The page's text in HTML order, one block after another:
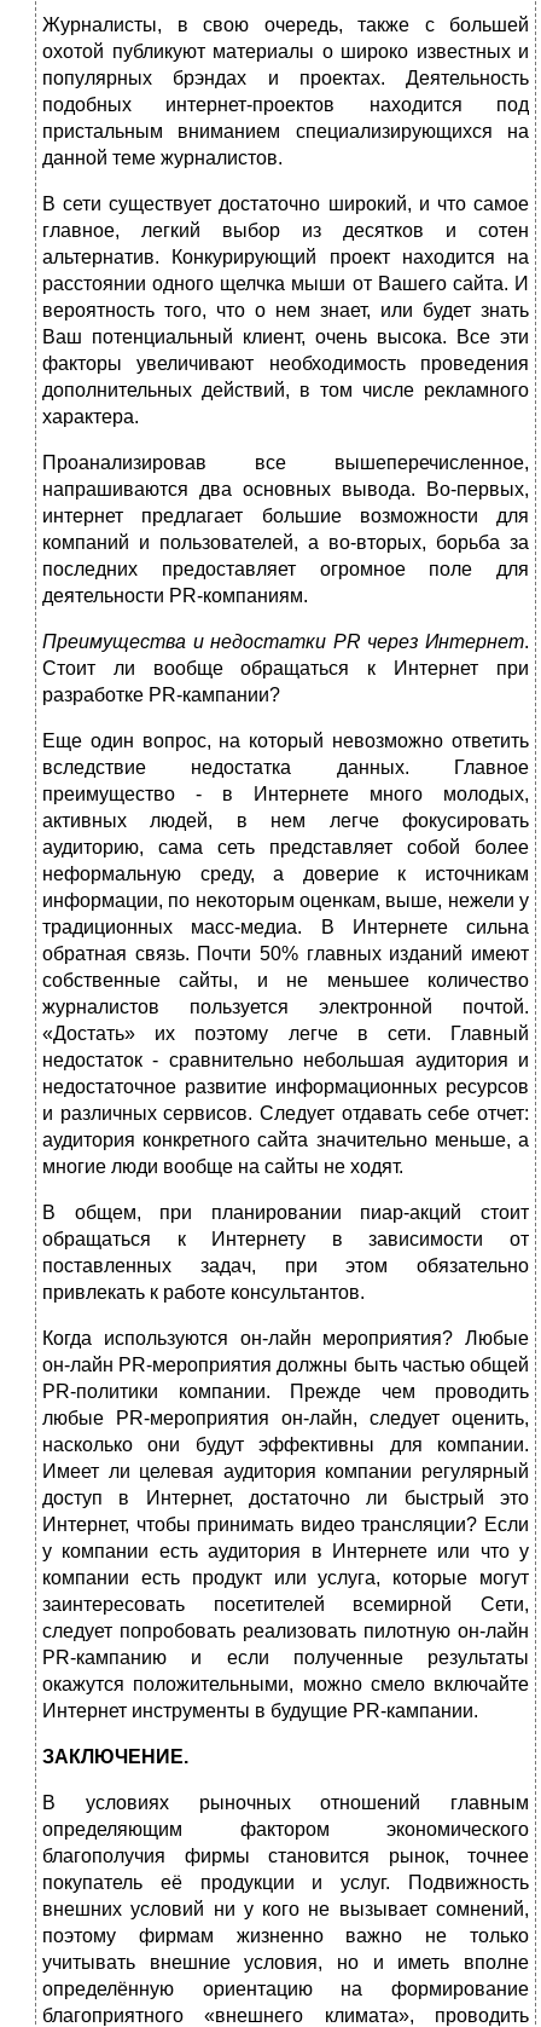
Журналисты, в свою очередь, также с большей
охотой публикуют материалы о широко известных и
популярных брэндах и проектах. Деятельность
подобных интернет-проектов находится под
пристальным вниманием специализирующихся на
данной теме журналистов.
В сети существует достаточно широкий, и что самое
главное, легкий выбор из десятков и сотен
альтернатив. Конкурирующий проект находится на
расстоянии одного щелчка мыши от Вашего сайта. И
вероятность того, что о нем знает, или будет знать
Ваш потенциальный клиент, очень высока. Все эти
факторы увеличивают необходимость проведения
дополнительных действий, в том числе рекламного
характера.
Проанализировав все вышеперечисленное,
напрашиваются два основных вывода. Во-первых,
интернет предлагает большие возможности для
компаний и пользователей, а во-вторых, борьба за
последних предоставляет огромное поле для
деятельности РR-компаниям.
Преимущества и недостатки PR через Интернет.
Стоит ли вообще обращаться к Интернет при
разработке PR-кампании?
Еще один вопрос, на который невозможно ответить
вследствие недостатка данных. Главное
преимущество - в Интернете много молодых,
активных людей, в нем легче фокусировать
аудиторию, сама сеть представляет собой более
неформальную среду, а доверие к источникам
информации, по некоторым оценкам, выше, нежели у
традиционных масс-медиа. В Интернете сильна
обратная связь. Почти 50% главных изданий имеют
собственные сайты, и не меньшее количество
журналистов пользуется электронной почтой.
«Достать» их поэтому легче в сети. Главный
недостаток - сравнительно небольшая аудитория и
недостаточное развитие информационных ресурсов
и различных сервисов. Следует отдавать себе отчет:
аудитория конкретного сайта значительно меньше, а
многие люди вообще на сайты не ходят.
В общем, при планировании пиар-акций стоит
обращаться к Интернету в зависимости от
поставленных задач, при этом обязательно
привлекать к работе консультантов.
Когда используются он-лайн мероприятия? Любые
он-лайн PR-мероприятия должны быть частью общей
PR-политики компании. Прежде чем проводить
любые PR-мероприятия он-лайн, следует оценить,
насколько они будут эффективны для компании.
Имеет ли целевая аудитория компании регулярный
доступ в Интернет, достаточно ли быстрый это
Интернет, чтобы принимать видео трансляции? Если
у компании есть аудитория в Интернете или что у
компании есть продукт или услуга, которые могут
заинтересовать посетителей всемирной Сети,
следует попробовать реализовать пилотную он-лайн
PR-кампанию и если полученные результаты
окажутся положительными, можно смело включайте
Интернет инструменты в будущие PR-кампании.
ЗАКЛЮЧЕНИЕ.
В условиях рыночных отношений главным
определяющим фактором экономического
благополучия фирмы становится рынок, точнее
покупатель её продукции и услуг. Подвижность
внешних условий ни у кого не вызывает сомнений,
поэтому фирмам жизненно важно не только
учитывать внешние условия, но и иметь вполне
определённую ориентацию на формирование
благоприятного «внешнего климата», проводить